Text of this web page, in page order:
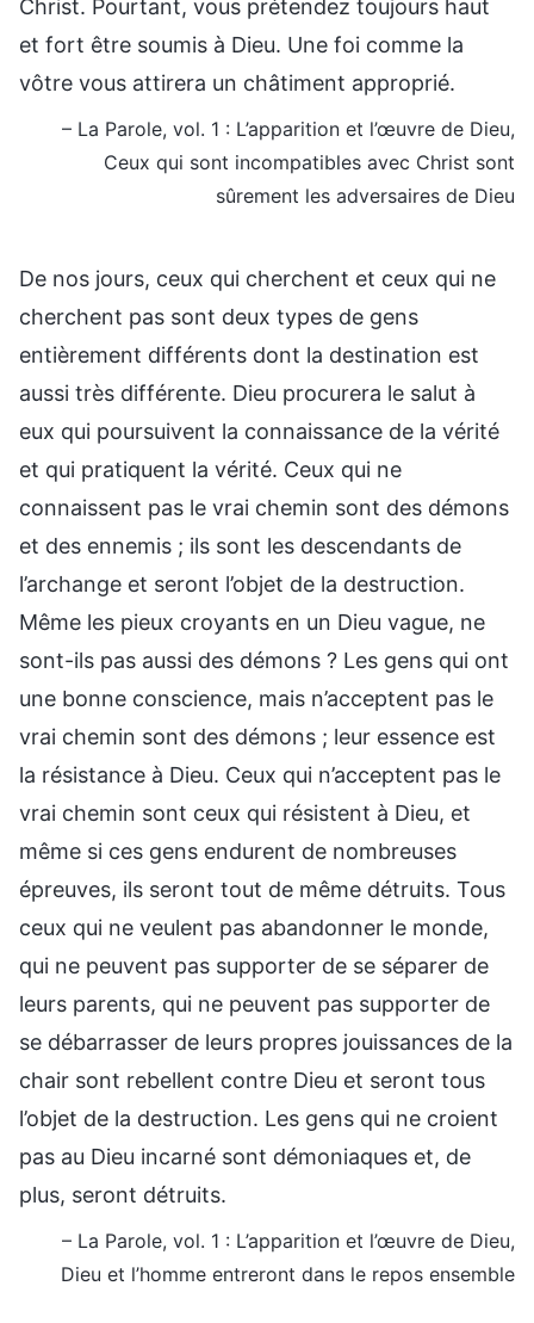
Christ. Pourtant, vous prétendez toujours haut
et fort être soumis à Dieu. Une foi comme la
vôtre vous attirera un châtiment approprié.
– La Parole, vol. 1 : L’apparition et l’œuvre de Dieu,
Ceux qui sont incompatibles avec Christ sont
sûrement les adversaires de Dieu
De nos jours, ceux qui cherchent et ceux qui ne
cherchent pas sont deux types de gens
entièrement différents dont la destination est
aussi très différente. Dieu procurera le salut à
eux qui poursuivent la connaissance de la vérité
et qui pratiquent la vérité. Ceux qui ne
connaissent pas le vrai chemin sont des démons
et des ennemis ; ils sont les descendants de
l’archange et seront l’objet de la destruction.
Même les pieux croyants en un Dieu vague, ne
sont-ils pas aussi des démons ? Les gens qui ont
une bonne conscience, mais n’acceptent pas le
vrai chemin sont des démons ; leur essence est
la résistance à Dieu. Ceux qui n’acceptent pas le
vrai chemin sont ceux qui résistent à Dieu, et
même si ces gens endurent de nombreuses
épreuves, ils seront tout de même détruits. Tous
ceux qui ne veulent pas abandonner le monde,
qui ne peuvent pas supporter de se séparer de
leurs parents, qui ne peuvent pas supporter de
se débarrasser de leurs propres jouissances de la
chair sont rebellent contre Dieu et seront tous
l’objet de la destruction. Les gens qui ne croient
pas au Dieu incarné sont démoniaques et, de
plus, seront détruits.
– La Parole, vol. 1 : L’apparition et l’œuvre de Dieu,
Dieu et l’homme entreront dans le repos ensemble